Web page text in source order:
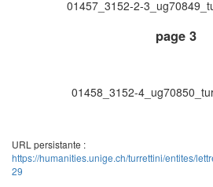
01457_3152-2-
page 3
01458_3152-
URL persistante :
https://humanities.unige.ch/turrettini/entites/
29